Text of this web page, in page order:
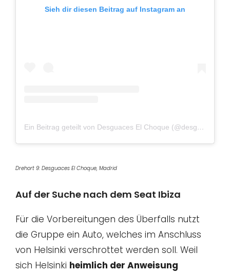
Sieh dir diesen Beitrag auf Instagram an
Ein Beitrag geteilt von Desguaces El Choque (@desguace.elchoque)
Drehort 9: Desguaces El Choque, Madrid
Auf der Suche nach dem Seat Ibiza
Für die Vorbereitungen des Überfalls nutzt
die Gruppe ein Auto, welches im Anschluss
von Helsinki verschrottet werden soll. Weil
sich Helsinki heimlich der Anweisung